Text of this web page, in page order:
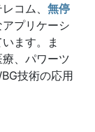
コム、 無停
プリケーシ
ます。ま
、パワーツ
技術の応用